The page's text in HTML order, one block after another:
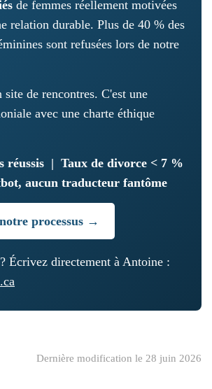
de femmes réellement motivées
relation durable. Plus de 40 % des
sont refusées lors de notre
site de rencontres. C'est une
avec une charte éthique
réussis | Taux de divorce < 7 %
aucun traducteur fantôme
processus →
Écrivez directement à Antoine :
Dernière modification le 28 juin 2026